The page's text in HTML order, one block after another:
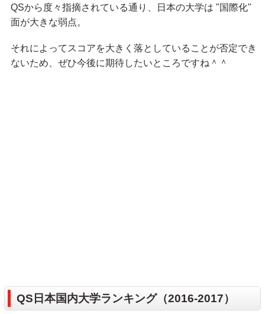
QSから度々指摘されている通り、日本の大学は "国際化"
面が大きな弱点。
それによってスコアを大きく落としていることが否定でき
ないため、ぜひ今後に期待したいところですね＾＾
QS日本国内大学ランキング（2016-2017）